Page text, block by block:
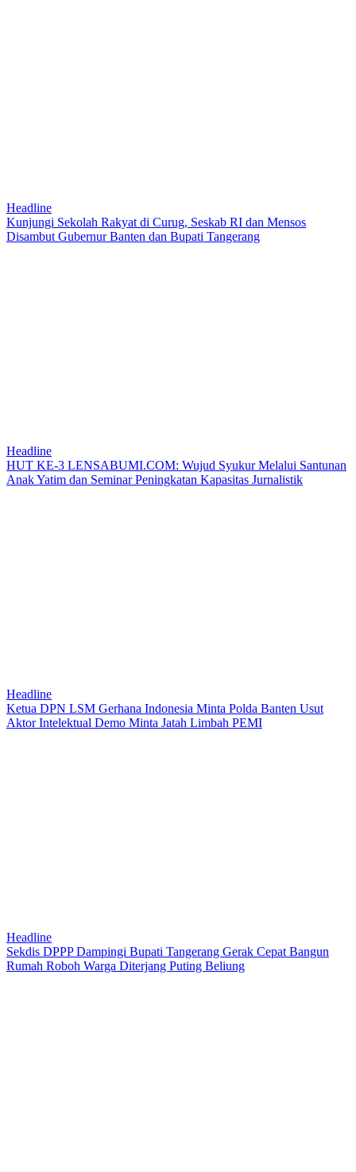
Headline
Kunjungi Sekolah Rakyat di Curug, Seskab RI dan Mensos
Disambut Gubernur Banten dan Bupati Tangerang
Headline
HUT KE-3 LENSABUMI.COM: Wujud Syukur Melalui Santunan
Anak Yatim dan Seminar Peningkatan Kapasitas Jurnalistik
Headline
Ketua DPN LSM Gerhana Indonesia Minta Polda Banten Usut
Aktor Intelektual Demo Minta Jatah Limbah PEMI
Headline
Sekdis DPPP Dampingi Bupati Tangerang Gerak Cepat Bangun
Rumah Roboh Warga Diterjang Puting Beliung